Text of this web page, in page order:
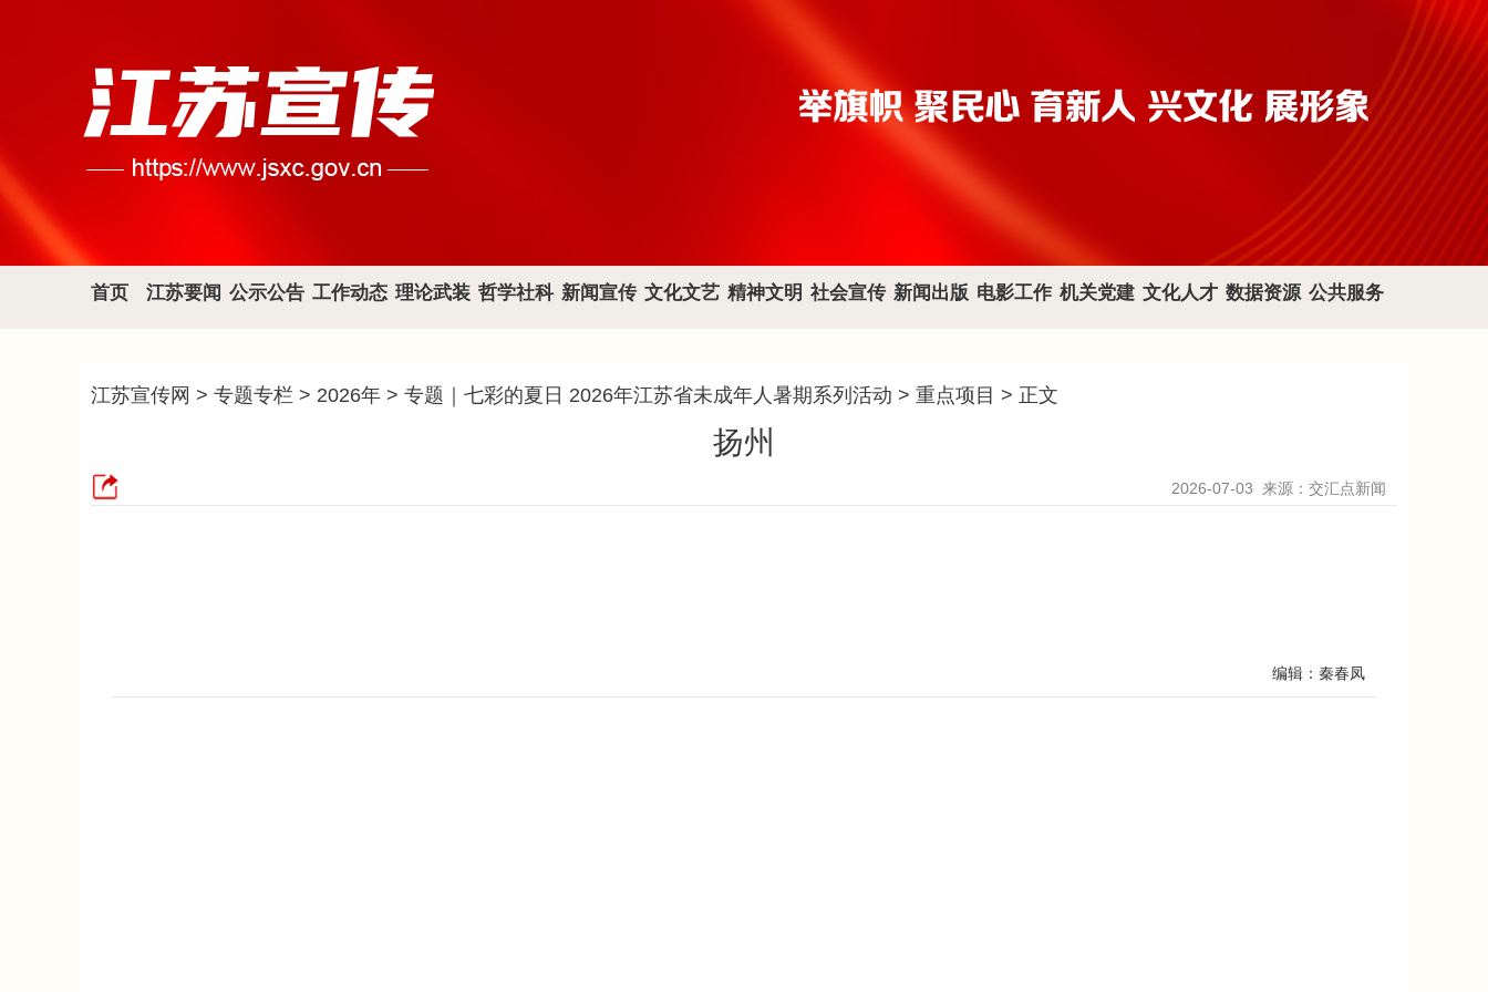
首页 江苏要闻 公示公告 工作动态 理论武装 哲学社科 新闻宣传 文化文艺 精神文明 社会宣传 新闻出版 电影工作 机关党建 文化人才 数据资源 公共服务
江苏宣传网 > 专题专栏 > 2026年 > 专题｜七彩的夏日 2026年江苏省未成年人暑期系列活动 > 重点项目 > 正文
扬州
2026-07-03 来源：交汇点新闻
编辑：秦春凤